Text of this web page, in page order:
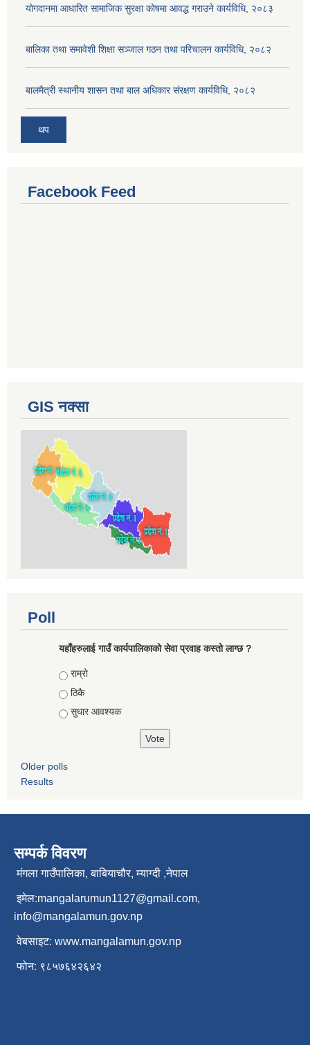
योगदानमा आधारित सामाजिक सुरक्षा कोषमा आवद्ध गराउने कार्यविधि, २०८३
बालिका तथा समावेशी शिक्षा सञ्जाल गठन तथा परिचालन कार्यविधि, २०८२
बालमैत्री स्थानीय शासन तथा बाल अधिकार संरक्षण कार्यविधि, २०८२
थप
Facebook Feed
GIS नक्सा
Poll
यहाँहरुलाई गाउँ कार्यपालिकाको सेवा प्रवाह कस्तो लाग्छ ?
Choices
राम्रो
ठिकै
सुधार आवश्यक
Older polls
Results
सम्पर्क विवरण
मंगला गाउँपालिका, बाबियाचौर, म्याग्दी ,नेपाल
इमेल:mangalarumun1127@gmail.com,
info@mangalamun.gov.np
वेबसाइट: www.mangalamun.gov.np
फोन: ९८५७६४२६४२